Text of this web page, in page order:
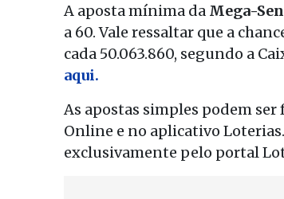
A aposta mínima da Mega-
a 60. Vale ressaltar que a
cada 50.063.860, segundo a
aqui.
As apostas simples podem
Online e no aplicativo
exclusivamente pelo portal